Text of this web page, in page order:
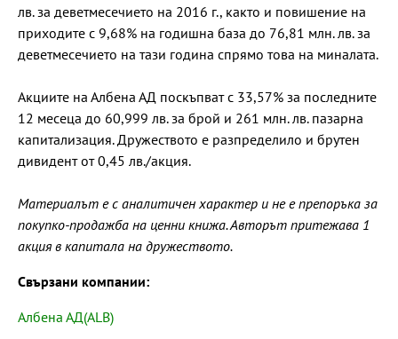
лв. за деветмесечието на 2016 г., както и повишение на
приходите с 9,68% на годишна база до 76,81 млн. лв. за
деветмесечието на тази година спрямо това на миналата.
Акциите на Албена АД поскъпват с 33,57% за последните
12 месеца до 60,999 лв. за брой и 261 млн. лв. пазарна
капитализация. Дружеството е разпределило и брутен
дивидент от 0,45 лв./акция.
Материалът е с аналитичен характер и не е препоръка за
покупко-продажба на ценни книжа. Авторът притежава 1
акция в капитала на дружеството.
Свързани компании:
Албена АД(ALB)